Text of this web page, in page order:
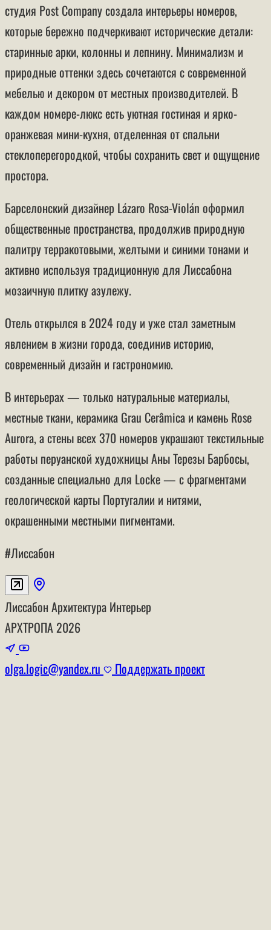
студия Post Company создала интерьеры номеров,
которые бережно подчеркивают исторические детали:
старинные арки, колонны и лепнину. Минимализм и
природные оттенки здесь сочетаются с современной
мебелью и декором от местных производителей. В
каждом номере-люкс есть уютная гостиная и ярко-
оранжевая мини-кухня, отделенная от спальни
стеклоперегородкой, чтобы сохранить свет и ощущение
простора.
Барселонский дизайнер Lázaro Rosa-Violán оформил
общественные пространства, продолжив природную
палитру терракотовыми, желтыми и синими тонами и
активно используя традиционную для Лиссабона
мозаичную плитку азулежу.
Отель открылся в 2024 году и уже стал заметным
явлением в жизни города, соединив историю,
современный дизайн и гастрономию.
В интерьерах — только натуральные материалы,
местные ткани, керамика Grau Cerâmica и камень Rose
Aurora, а стены всех 370 номеров украшают текстильные
работы перуанской художницы Аны Терезы Барбосы,
созданные специально для Locke — с фрагментами
геологической карты Португалии и нитями,
окрашенными местными пигментами.
#Лиссабон
Лиссабон Архитектура Интерьер
АРХТРОПА 2026
olga.logic@yandex.ru Поддержать проект